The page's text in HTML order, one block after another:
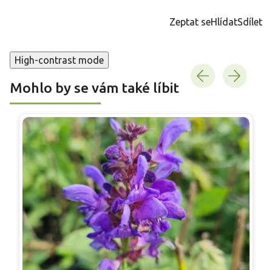
Zeptat seHlídatSdílet
High-contrast mode
Mohlo by se vám také líbit